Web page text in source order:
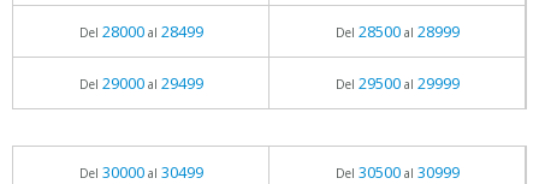
Del 28000al 28499 Del 28500al 28999
Del 29000al 29499 Del 29500al 29999
Del 30000al 30499 Del 30500al 30999